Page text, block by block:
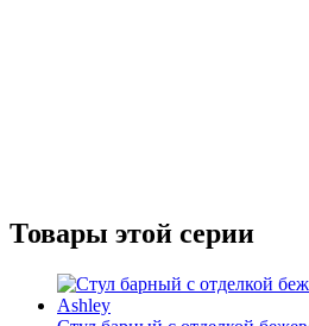
Товары этой серии